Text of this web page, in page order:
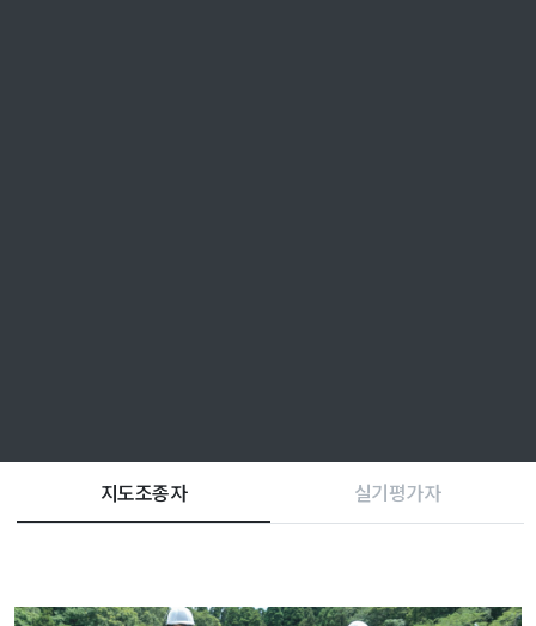
지도조종자 실기평가자